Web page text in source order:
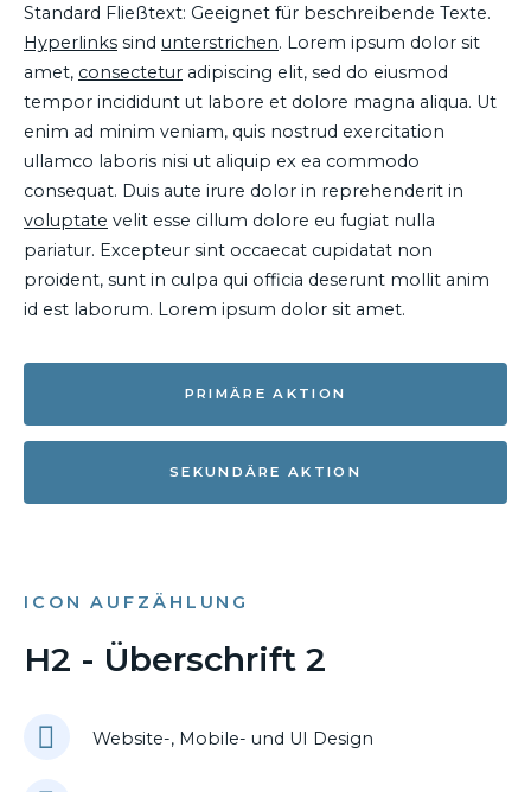
Standard Fließtext: Geeignet für beschreibende Texte.
Hyperlinks sind unterstrichen. Lorem ipsum dolor sit
amet, consectetur adipiscing elit, sed do eiusmod
tempor incididunt ut labore et dolore magna aliqua. Ut
enim ad minim veniam, quis nostrud exercitation
ullamco laboris nisi ut aliquip ex ea commodo
consequat. Duis aute irure dolor in reprehenderit in
voluptate velit esse cillum dolore eu fugiat nulla
pariatur. Excepteur sint occaecat cupidatat non
proident, sunt in culpa qui officia deserunt mollit anim
id est laborum. Lorem ipsum dolor sit amet.
PRIMÄRE AKTION
SEKUNDÄRE AKTION
ICON AUFZÄHLUNG
H2 - Überschrift 2
Website-, Mobile- und UI Design